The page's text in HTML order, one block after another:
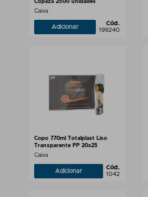
Copaza 2500 unidades
Caixa
Adicionar
Cód.
199240
Copo 770ml Totalplast Liso
Transparente PP 20x25
Caixa
Adicionar
Cód.
1042